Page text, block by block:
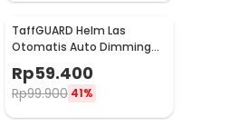
TaffGUARD Helm Las
Otomatis Auto Dimming
LED - HF28
Rp59.400
Rp99.900 41%